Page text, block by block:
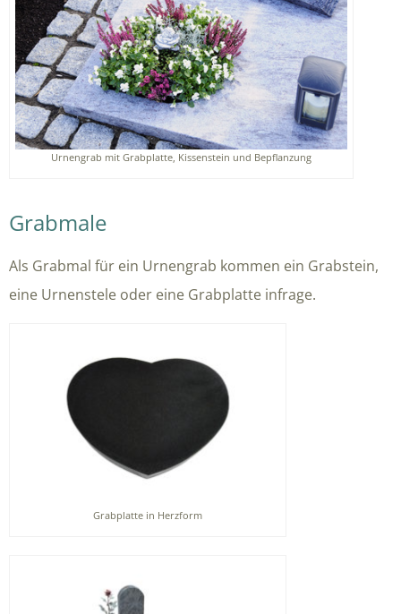
Urnengrab mit Grabplatte, Kissenstein und Bepflanzung
Grabmale
Als Grabmal für ein Urnengrab kommen ein Grabstein,
eine Urnenstele oder eine Grabplatte infrage.
Grabplatte in Herzform